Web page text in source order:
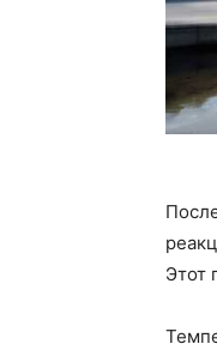
Этот